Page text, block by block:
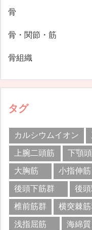
骨
骨・関節・筋
骨組織
タグ
カルシウムイオン
上腕二頭筋
下顎頭
大胸筋
小指伸筋
後頭下筋群
後
椎前筋群
横突棘
浅指屈筋
海綿質